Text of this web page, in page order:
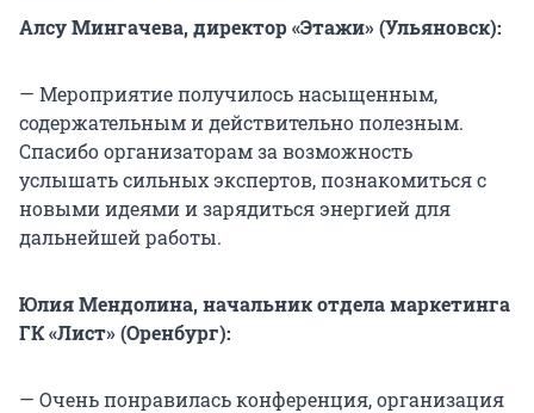
Алсу Мингачева, директор «Этажи» (Ульяновск):
— Мероприятие получилось насыщенным,
содержательным и действительно полезным.
Спасибо организаторам за возможность
услышать сильных экспертов, познакомиться с
новыми идеями и зарядиться энергией для
дальнейшей работы.
Юлия Мендолина, начальник отдела маркетинга
ГК «Лист» (Оренбург):
— Очень понравилась конференция, организация